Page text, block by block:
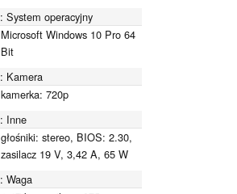
System operacyjny
Microsoft Windows 10 Pro 64
Bit
Kamera
kamerka: 720p
Inne
głośniki: stereo, BIOS: 2.30,
zasilacz 19 V, 3,42 A, 65 W
Waga